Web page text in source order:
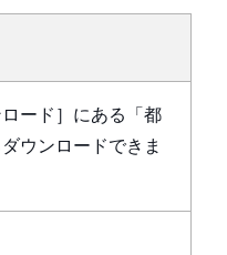
ード］にある「都
ウンロードできま